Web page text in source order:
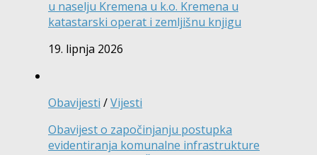
u naselju Kremena u k.o. Kremena u
katastarski operat i zemljišnu knjigu
19. lipnja 2026
Obavijesti /Vijesti
Obavijest o započinjanju postupka
evidentiranja komunalne infrastrukture